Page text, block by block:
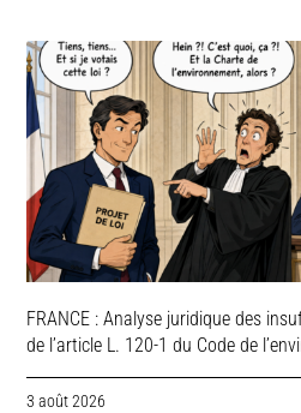
FRANCE : Analyse juridique des
de l’article L. 120-1 du Code de
3 août 2026